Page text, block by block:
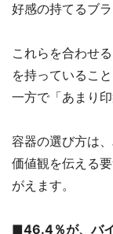
好感の持てるブ
これらを合わせ
を持っていること
一方で「あまり
容器の選び方は
価値観を伝える
がえます。
■46.4％が、バ